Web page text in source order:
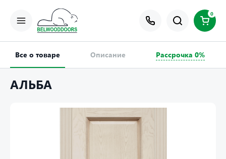
0
Все о товаре Описание Рассрочка 0%
АЛЬБА